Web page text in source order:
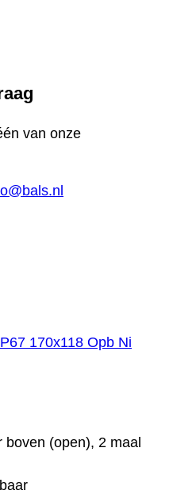
van onze
170x118 Opb Ni
boven (open), 2 maal